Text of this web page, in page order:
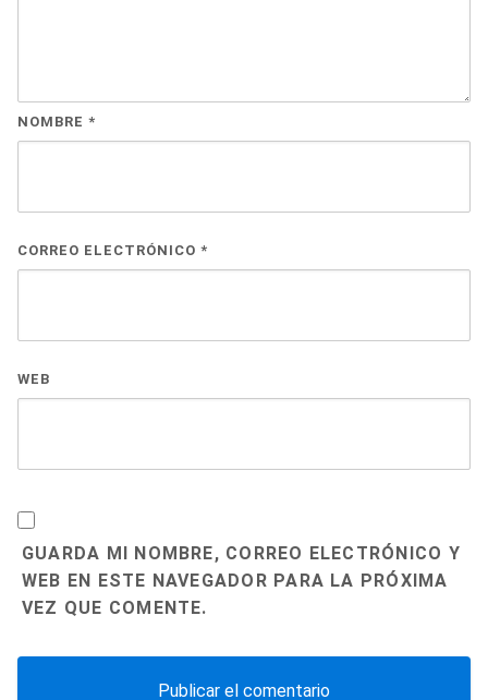
NOMBRE *
CORREO ELECTRÓNICO *
WEB
GUARDA MI NOMBRE, CORREO ELECTRÓNICO Y
WEB EN ESTE NAVEGADOR PARA LA PRÓXIMA
VEZ QUE COMENTE.